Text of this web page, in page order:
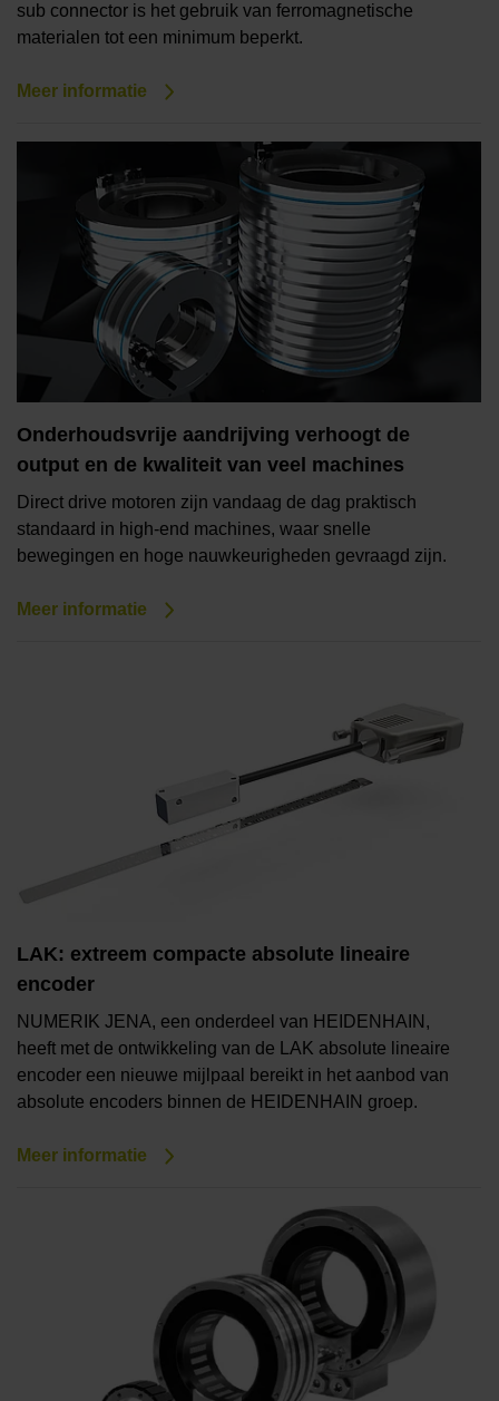
sub connector is het gebruik van ferromagnetische
materialen tot een minimum beperkt.
Meer informatie
Onderhoudsvrije aandrijving verhoogt de
output en de kwaliteit van veel machines
Direct drive motoren zijn vandaag de dag praktisch
standaard in high-end machines, waar snelle
bewegingen en hoge nauwkeurigheden gevraagd zijn.
Meer informatie
LAK: extreem compacte absolute lineaire
encoder
NUMERIK JENA, een onderdeel van HEIDENHAIN,
heeft met de ontwikkeling van de LAK absolute lineaire
encoder een nieuwe mijlpaal bereikt in het aanbod van
absolute encoders binnen de HEIDENHAIN groep.
Meer informatie